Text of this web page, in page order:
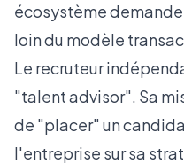
écosystème
loin du modèle
Le recruteur
"talent advisor". Sa
de "placer" un
l'entreprise sur sa